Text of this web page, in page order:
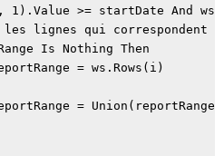
>= startDate And
qui correspondent à la
Nothing Then
= ws.Rows(i)
= Union(reportRange,